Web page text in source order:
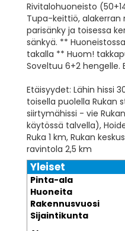
Rivitalohuoneisto
Tupa-keittiö, alakerran
parisänky ja toisessa
sänkyä. **
takalla ** Huom!
Soveltuu 6+2 hengelle.
Etäisyydet: Lähin hissi
toisella puolella Rukan
siirtymähissi - vie
käytössä talvella),
Ruka 1 km, Rukan
ravintola 2,5 km
Yleiset
Pinta-ala
Huoneita
Rakennusvuosi
Sijaintikunta